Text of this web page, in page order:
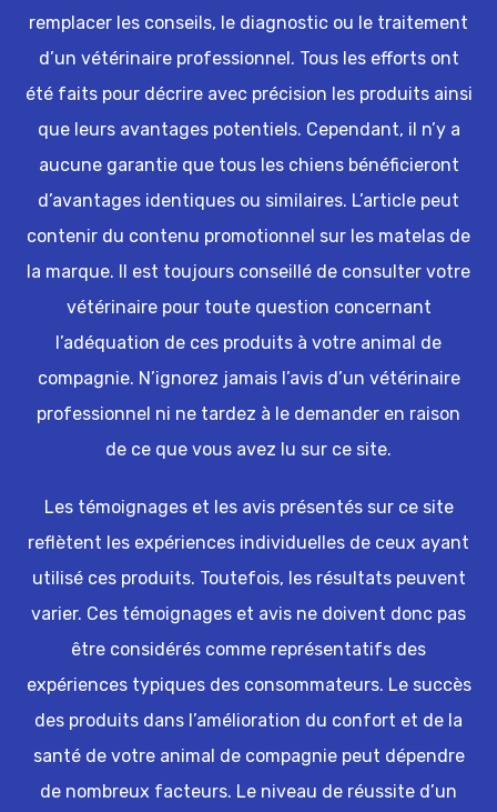
remplacer les conseils, le diagnostic ou le traitement
d’un vétérinaire professionnel. Tous les efforts ont
été faits pour décrire avec précision les produits ainsi
que leurs avantages potentiels. Cependant, il n’y a
aucune garantie que tous les chiens bénéficieront
d’avantages identiques ou similaires. L’article peut
contenir du contenu promotionnel sur les matelas de
la marque. Il est toujours conseillé de consulter votre
vétérinaire pour toute question concernant
l’adéquation de ces produits à votre animal de
compagnie. N’ignorez jamais l’avis d’un vétérinaire
professionnel ni ne tardez à le demander en raison
de ce que vous avez lu sur ce site.
Les témoignages et les avis présentés sur ce site
reflètent les expériences individuelles de ceux ayant
utilisé ces produits. Toutefois, les résultats peuvent
varier. Ces témoignages et avis ne doivent donc pas
être considérés comme représentatifs des
expériences typiques des consommateurs. Le succès
des produits dans l’amélioration du confort et de la
santé de votre animal de compagnie peut dépendre
de nombreux facteurs. Le niveau de réussite d’un